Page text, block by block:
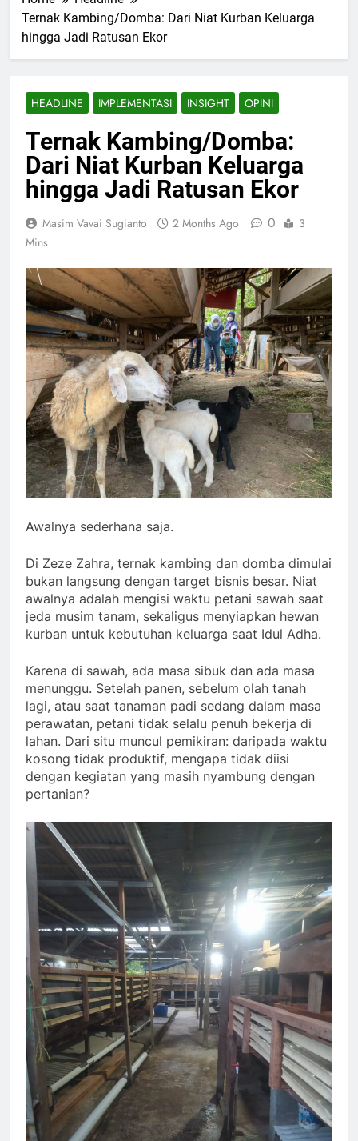
Ternak Kambing/Domba: Dari Niat Kurban Keluarga
hingga Jadi Ratusan Ekor
HEADLINE IMPLEMENTASI INSIGHT OPINI
Ternak Kambing/Domba:
Dari Niat Kurban Keluarga
hingga Jadi Ratusan Ekor
Masim Vavai Sugianto 2 Months Ago 0
3
Mins
Awalnya sederhana saja.
Di Zeze Zahra, ternak kambing dan domba dimulai
bukan langsung dengan target bisnis besar. Niat
awalnya adalah mengisi waktu petani sawah saat
jeda musim tanam, sekaligus menyiapkan hewan
kurban untuk kebutuhan keluarga saat Idul Adha.
Karena di sawah, ada masa sibuk dan ada masa
menunggu. Setelah panen, sebelum olah tanah
lagi, atau saat tanaman padi sedang dalam masa
perawatan, petani tidak selalu penuh bekerja di
lahan. Dari situ muncul pemikiran: daripada waktu
kosong tidak produktif, mengapa tidak diisi
dengan kegiatan yang masih nyambung dengan
pertanian?